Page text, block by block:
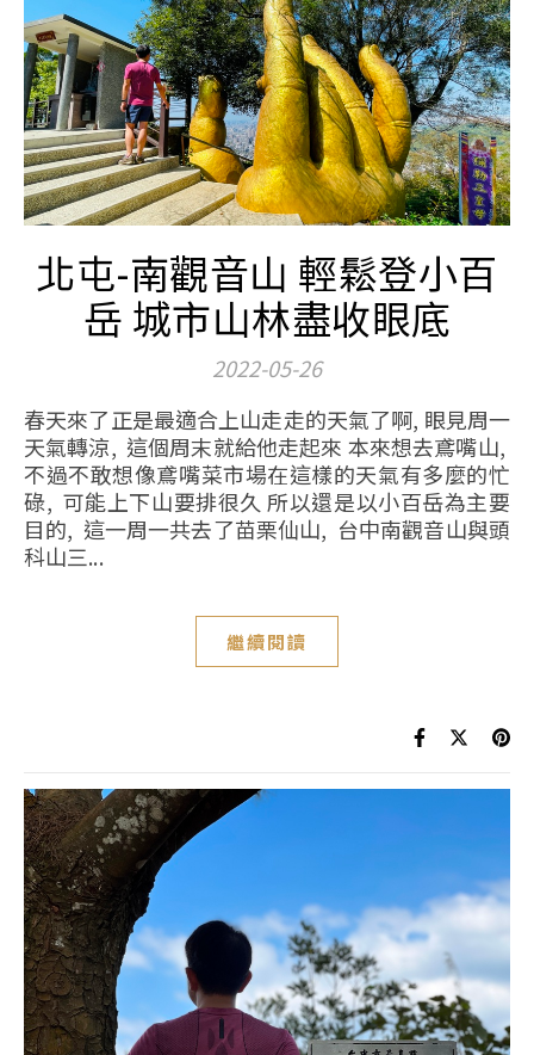
北屯-南觀音山 輕鬆登小百
岳 城市山林盡收眼底
2022-05-26
春天來了正是最適合上山走走的天氣了啊, 眼見周一
天氣轉涼, 這個周末就給他走起來 本來想去鳶嘴山,
不過不敢想像鳶嘴菜市場在這樣的天氣有多麼的忙
碌, 可能上下山要排很久 所以還是以小百岳為主要
目的, 這一周一共去了苗栗仙山, 台中南觀音山與頭
科山三...
繼續閱讀